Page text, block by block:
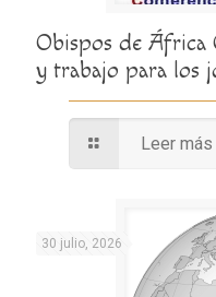
Obispos de África
y trabajo para los
Leer más
30 julio, 2026